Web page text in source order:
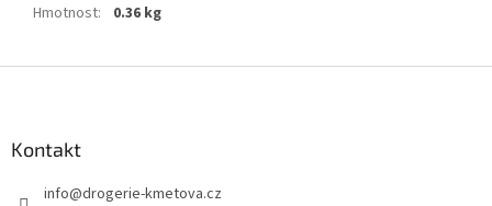
Hmotnost: 0.36 kg
Kontakt
info@drogerie-kmetova.cz